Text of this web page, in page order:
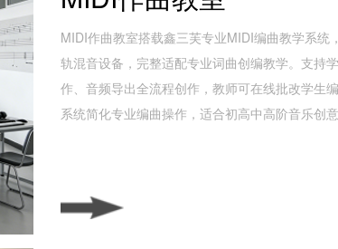
MIDI作曲教室搭载鑫三芙专业MIDI编曲教学系
轨混音设备，完整适配专业词曲创编教学。支持
作、音频导出全流程创作，教师可在线批改学生
系统简化专业编曲操作，适合初高中高阶音乐创意